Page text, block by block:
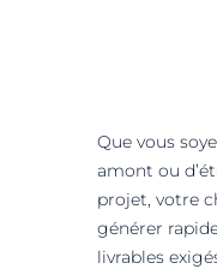
Que vous
amont ou
projet, votre
générer
livrables